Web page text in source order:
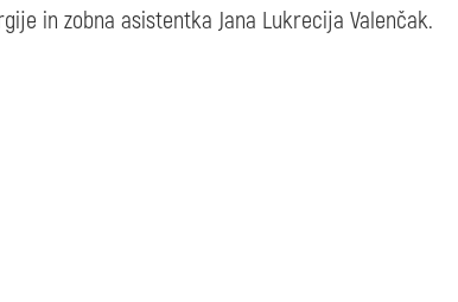
in zobna asistentka Jana Lukrecija Valenčak.